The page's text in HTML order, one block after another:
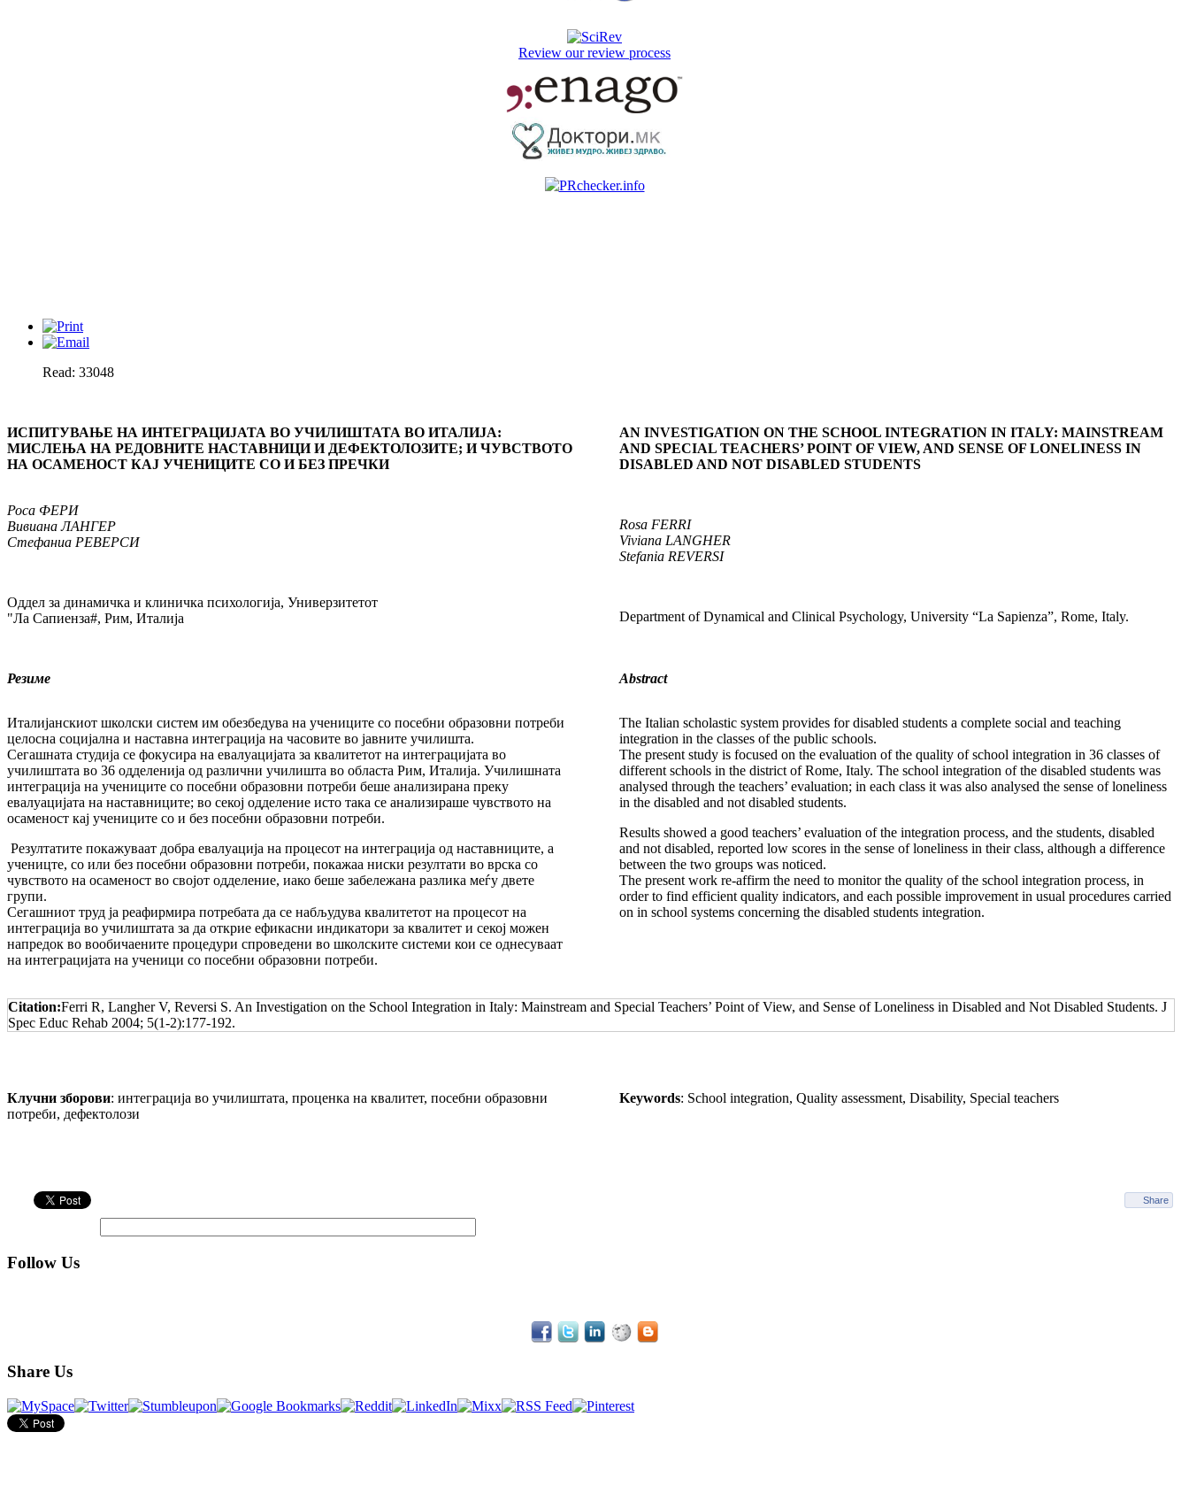
Review our review process
Read: 33048
ИСПИТУВАЊЕ НА ИНТЕГРАЦИЈАТА ВО УЧИЛИШТАТА ВО ИТАЛИЈА:
МИСЛЕЊА НА РЕДОВНИТЕ НАСТАВНИЦИ И ДЕФЕКТОЛОЗИТЕ; И ЧУВСТВОТО
НА ОСАМЕНОСТ КАЈ УЧЕНИЦИТЕ СО И БЕЗ ПРЕЧКИ
Роса ФЕРИ
Вивиана ЛАНГЕР
Стефаниа РЕВЕРСИ
Оддел за динамичка и клиничка психологија, Универзитетот
"Ла Сапиенза#, Рим, Италија
AN INVESTIGATION ON THE SCHOOL INTEGRATION IN ITALY: MAINSTREAM
AND SPECIAL TEACHERS’ POINT OF VIEW, AND SENSE OF LONELINESS IN
DISABLED AND NOT DISABLED STUDENTS
Rosa FERRI
Viviana LANGHER
Stefania REVERSI
Department of Dynamical and Clinical Psychology, University “La Sapienza”, Rome, Italy.
Резиме Abstract
Италијанскиот школски систем им обезбедува на учениците со посебни образовни потреби
целосна социјална и наставна интеграција на часовите во јавните училишта.
Сегашната студија се фокусира на евалуацијата за квалитетот на интеграцијата во
училиштата во 36 одделенија од различни училишта во областа Рим, Италија. Училишната
интеграција на учениците со посебни образовни потреби беше анализирана преку
евалуацијата на наставниците; во секој одделение исто така се анализираше чувството на
осаменост кај учениците со и без посебни образовни потреби.
Резултатите покажуваат добра евалуација на процесот на интеграција од наставниците, а
ученицте, со или без посебни образовни потреби, покажаа ниски резултати во врска со
чувството на осаменост во својот одделение, иако беше забележана разлика меѓу двете
групи.
Сегашниот труд ја реафирмира потребата да се набљудува квалитетот на процесот на
интеграција во училиштата за да открие ефикасни индикатори за квалитет и секој можен
напредок во вообичаените процедури спроведени во школските системи кои се однесуваат
на интеграцијата на ученици со посебни образовни потреби.
The Italian scholastic system provides for disabled students a complete social and teaching
integration in the classes of the public schools.
The present study is focused on the evaluation of the quality of school integration in 36 classes of
different schools in the district of Rome, Italy. The school integration of the disabled students was
analysed through the teachers’ evaluation; in each class it was also analysed the sense of loneliness
in the disabled and not disabled students.
Results showed a good teachers’ evaluation of the integration process, and the students, disabled
and not disabled, reported low scores in the sense of loneliness in their class, although a difference
between the two groups was noticed.
The present work re-affirm the need to monitor the quality of the school integration process, in
order to find efficient quality indicators, and each possible improvement in usual procedures carried
on in school systems concerning the disabled students integration.
Citation:Ferri R, Langher V, Reversi S. An Investigation on the School Integration in Italy: Mainstream and Special Teachers’ Point of View, and Sense of Loneliness in Disabled and Not Disabled Students. J
Spec Educ Rehab 2004; 5(1-2):177-192.
Клучни зборови: интеграција во училиштата, проценка на квалитет, посебни образовни
потреби, дефектолози
Keywords: School integration, Quality assessment, Disability, Special teachers
Share
Follow Us
Share Us